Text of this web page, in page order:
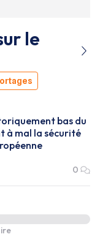
le
bas du
à mal la sécurité
0